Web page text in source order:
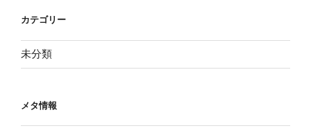
カテゴリー
未分類
メタ情報